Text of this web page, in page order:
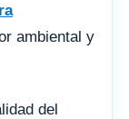
ambiental y
del